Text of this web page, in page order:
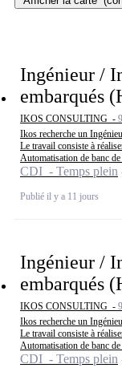
Ingénieur /
embarqués
IKOS CONSULTING -
Ikos recherche un
Le travail consiste à
Automatisation de banc de
CDI - Temps plein
Publié il y a 11 jours
Ingénieur /
embarqués
IKOS CONSULTING -
Ikos recherche un
Le travail consiste à
Automatisation de banc de
CDI - Temps plein